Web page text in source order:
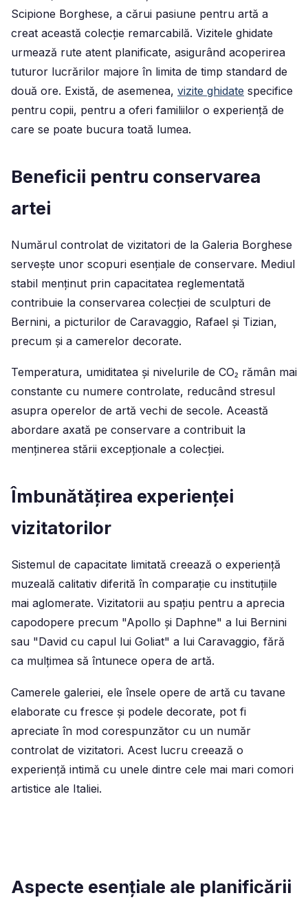
Scipione Borghese, a cărui pasiune pentru artă a
creat această colecție remarcabilă. Vizitele ghidate
urmează rute atent planificate, asigurând acoperirea
tuturor lucrărilor majore în limita de timp standard de
două ore. Există, de asemenea, vizite ghidate specifice
pentru copii, pentru a oferi familiilor o experiență de
care se poate bucura toată lumea.
Beneficii pentru conservarea
artei
Numărul controlat de vizitatori de la Galeria Borghese
servește unor scopuri esențiale de conservare. Mediul
stabil menținut prin capacitatea reglementată
contribuie la conservarea colecției de sculpturi de
Bernini, a picturilor de Caravaggio, Rafael și Tizian,
precum și a camerelor decorate.
Temperatura, umiditatea și nivelurile de CO₂ rămân mai
constante cu numere controlate, reducând stresul
asupra operelor de artă vechi de secole. Această
abordare axată pe conservare a contribuit la
menținerea stării excepționale a colecției.
Îmbunătățirea experienței
vizitatorilor
Sistemul de capacitate limitată creează o experiență
muzeală calitativ diferită în comparație cu instituțiile
mai aglomerate. Vizitatorii au spațiu pentru a aprecia
capodopere precum "Apollo și Daphne" a lui Bernini
sau "David cu capul lui Goliat" a lui Caravaggio, fără
ca mulțimea să întunece opera de artă.
Camerele galeriei, ele însele opere de artă cu tavane
elaborate cu fresce și podele decorate, pot fi
apreciate în mod corespunzător cu un număr
controlat de vizitatori. Acest lucru creează o
experiență intimă cu unele dintre cele mai mari comori
artistice ale Italiei.
Aspecte esențiale ale planificării